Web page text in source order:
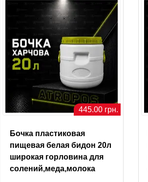
445.00 грн.
Бочка пластиковая
пищевая белая бидон 20л
широкая горловина для
солений,меда,молока